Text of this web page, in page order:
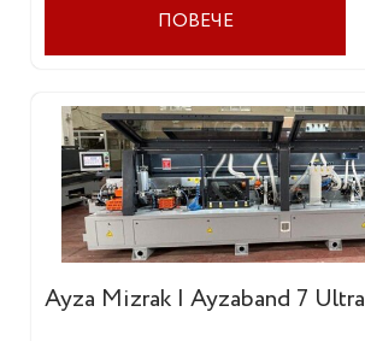
ПОВЕЧЕ
Ayza Mizrak | Ayzaband 7 Ultra